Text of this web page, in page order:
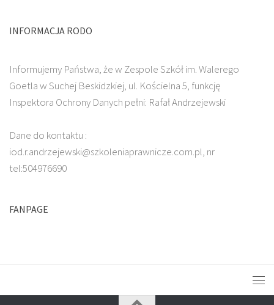
INFORMACJA RODO
Informujemy Państwa, że w Zespole Szkół im. Walerego
Goetla w Suchej Beskidzkiej, ul. Kościelna 5, funkcję
Inspektora Ochrony Danych pełni: Rafał Andrzejewski
Dane do kontaktu :
iod.r.andrzejewski@szkoleniaprawnicze.com.pl, nr
tel:504976690
FANPAGE